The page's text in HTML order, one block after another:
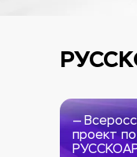
—
проект